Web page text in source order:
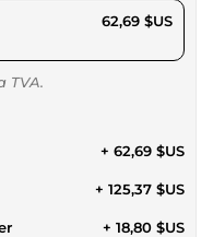
62,69 $US
TVA.
+ 62,69 $US
+ 125,37 $US
+ 18,80 $US